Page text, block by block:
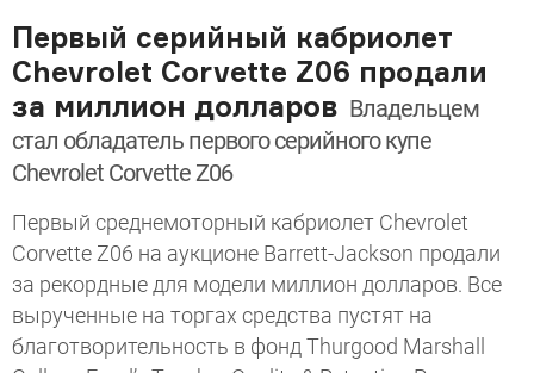
Первый серийный кабриолет
Chevrolet Corvette Z06 продали
за миллион долларов Владельцем
стал обладатель первого серийного купе
Chevrolet Corvette Z06
Первый среднемоторный кабриолет Chevrolet
Corvette Z06 на аукционе Barrett-Jackson продали
за рекордные для модели миллион долларов. Все
вырученные на торгах средства пустят на
благотворительность в фонд Thurgood Marshall